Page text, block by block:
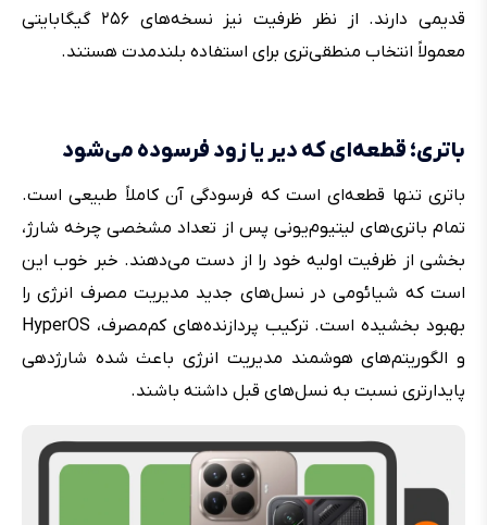
قدیمی دارند. از نظر ظرفیت نیز نسخه‌های ۲۵۶ گیگابایتی
معمولاً انتخاب منطقی‌تری برای استفاده بلندمدت هستند.
باتری؛ قطعه‌ای که دیر یا زود فرسوده می‌شود
باتری تنها قطعه‌ای است که فرسودگی آن کاملاً طبیعی است.
تمام باتری‌های لیتیوم‌یونی پس از تعداد مشخصی چرخه شارژ،
بخشی از ظرفیت اولیه خود را از دست می‌دهند. خبر خوب این
است که شیائومی در نسل‌های جدید مدیریت مصرف انرژی را
بهبود بخشیده است. ترکیب پردازنده‌های کم‌مصرف، HyperOS
و الگوریتم‌های هوشمند مدیریت انرژی باعث شده شارژدهی
پایدارتری نسبت به نسل‌های قبل داشته باشند.